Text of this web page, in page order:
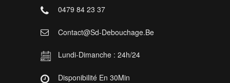
0479 84 23 37
Contact@sd-Debouchage.be
Lundi-Dimanche : 24h/24
Disponibilité En 30Min